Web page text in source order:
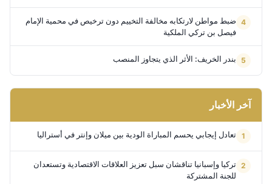
ضبط مواطن لارتكابه مخالفة التخييم دون ترخيص في محمية الإمام
فيصل بن تركي الملكية
بندر الخريف: الأثر الذي يتجاوز المنصب
آخر الأخبار
تعادل إيجابي يحسم المباراة الودية بين ميلان وإنتر في أستراليا
تركيا وإسبانيا تناقشان سبل تعزيز العلاقات الاقتصادية وتستعدان
للجنة المشتركة